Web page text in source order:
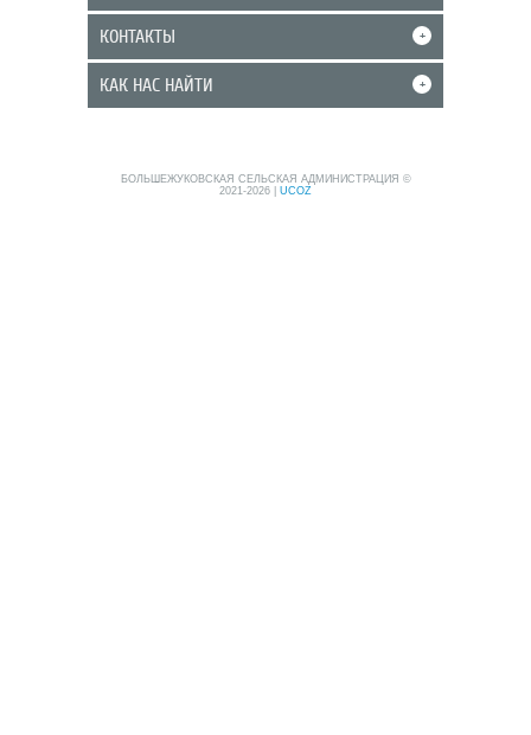
КОНТАКТЫ +
КАК НАС НАЙТИ +
БОЛЬШЕЖУКОВСКАЯ СЕЛЬСКАЯ АДМИНИСТРАЦИЯ ©
2021-2026
UCOZ